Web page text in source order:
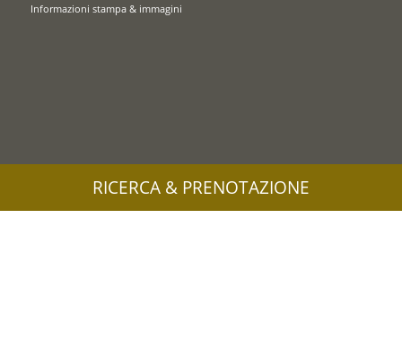
Informazioni stampa & immagini
RICERCA & PRENOTAZIONE